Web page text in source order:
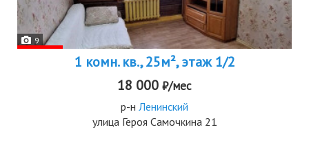
9
1 комн. кв., 25м², этаж 1/2
18 000 ₽/мес
р-н Ленинский
улица Героя Самочкина 21